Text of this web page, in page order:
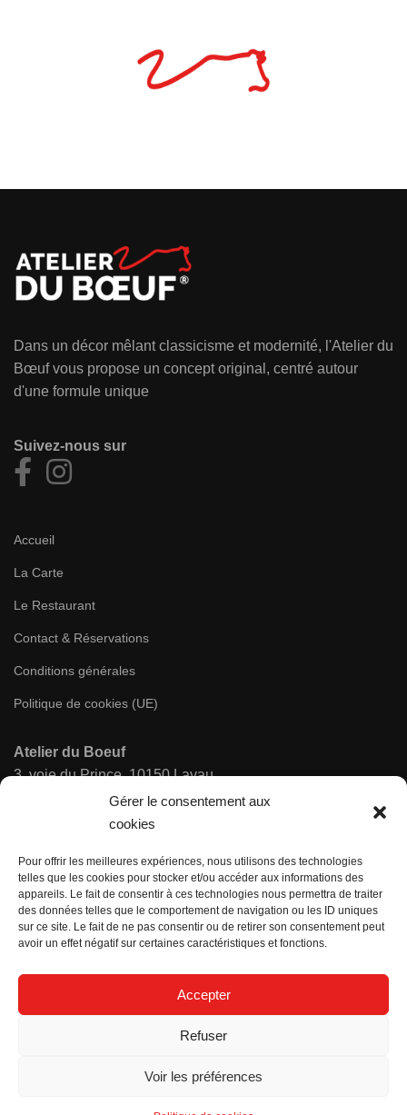
Gérer le consentement aux
cookies
Pour offrir les meilleures expériences, nous utilisons des technologies
telles que les cookies pour stocker et/ou accéder aux informations des
appareils. Le fait de consentir à ces technologies nous permettra de traiter
des données telles que le comportement de navigation ou les ID uniques
sur ce site. Le fait de ne pas consentir ou de retirer son consentement peut
avoir un effet négatif sur certaines caractéristiques et fonctions.
Accepter
Refuser
Voir les préférences
Dans un décor mêlant classicisme et modernité, l'Atelier du
Bœuf vous propose un concept original, centré autour
d'une formule unique
Suivez-nous sur
Accueil
La Carte
Le Restaurant
Contact & Réservations
Conditions générales
Politique de cookies (UE)
Atelier du Boeuf
3, voie du Prince, 10150 Lavau
Accès rocade Est - Entre Décathlon et les magasins d'usine
du lundi au dimanche 12h - 14h30 & 19h - 22h (22h30 les
vendredi et samedi)
Réservation exclusivement par téléphone au
03 25 73 68 27